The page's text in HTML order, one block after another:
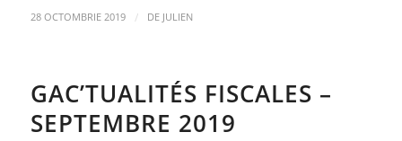
28 OCTOMBRIE 2019 / DE JULIEN
GAC’TUALITÉS FISCALES –
SEPTEMBRE 2019